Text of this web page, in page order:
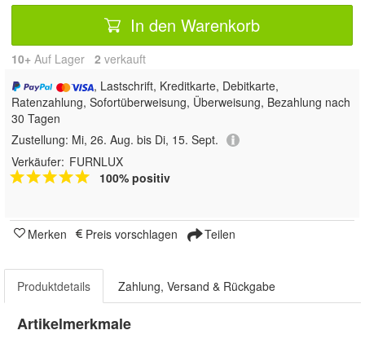
In den Warenkorb
10+ Auf Lager 2 verkauft
, Lastschrift, Kreditkarte, Debitkarte,
Ratenzahlung, Sofortüberweisung, Überweisung, Bezahlung nach
30 Tagen
Zustellung: Mi, 26. Aug. bis Di, 15. Sept.
Verkäufer: FURNLUX
100% positiv
Merken Preis vorschlagen Teilen
Produktdetails Zahlung, Versand & Rückgabe
Artikelmerkmale